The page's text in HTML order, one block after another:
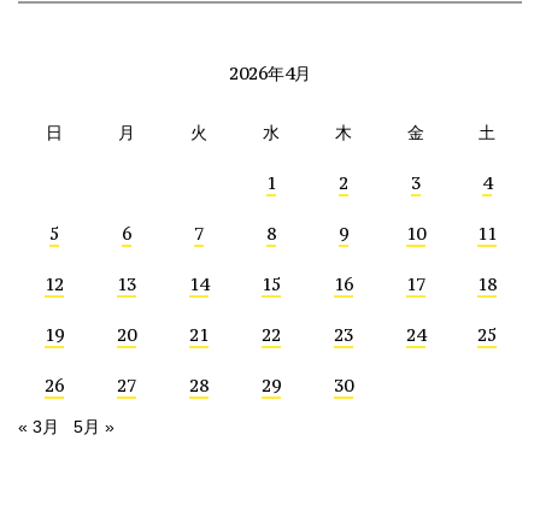
2026年4月
日 月 火 水 木 金 土
1 2 3 4
5 6 7 8 9 10 11
12 13 14 15 16 17 18
19 20 21 22 23 24 25
26 27 28 29 30
« 3月 5月 »